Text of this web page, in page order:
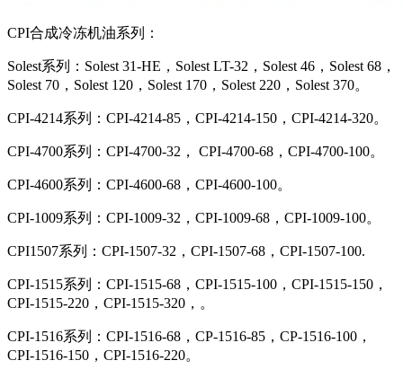
CPI合成冷冻机油系列：
Solest系列：Solest 31-HE，Solest LT-32，Solest 46，Solest 68，
Solest 70，Solest 120，Solest 170，Solest 220，Solest 370。
CPI-4214系列：CPI-4214-85，CPI-4214-150，CPI-4214-320。
CPI-4700系列：CPI-4700-32， CPI-4700-68，CPI-4700-100。
CPI-4600系列：CPI-4600-68，CPI-4600-100。
CPI-1009系列：CPI-1009-32，CPI-1009-68，CPI-1009-100。
CPI1507系列：CPI-1507-32，CPI-1507-68，CPI-1507-100.
CPI-1515系列：CPI-1515-68，CPI-1515-100，CPI-1515-150，
CPI-1515-220，CPI-1515-320，。
CPI-1516系列：CPI-1516-68，CP-1516-85，CP-1516-100，
CPI-1516-150，CPI-1516-220。